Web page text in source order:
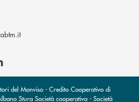
(si apre l’app di posta elettronica)
del Monviso - Credito Cooperativo di
Stura Società cooperativa - Società